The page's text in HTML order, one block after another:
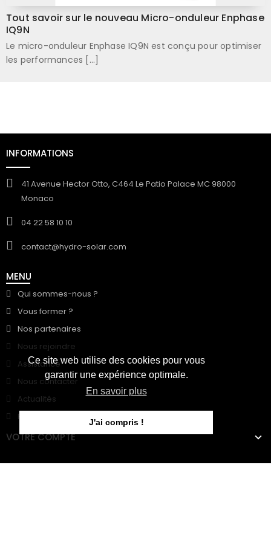
Ce site web utilise des cookies pour vous
garantir une expérience optimale.
En savoir plus
J'ai compris !
Tout savoir sur le nouveau Micro-onduleur Enphase
IQ9N
Le micro-onduleur Enphase IQ9N est conçu pour optimiser
les performances [...]
INFORMATIONS
41 Avenue Hector Otto, C464 Le Patio Palace MC 98000
Monaco
04 22 58 10 10
contact@hydro-solar.com
MENU
Qui sommes-nous ?
Vous former ?
Nos partenaires
Nous rejoindre
Assistance
Nous contacter
Actualités
FAQ
VOTRE COMPTE
LIENS UTILES